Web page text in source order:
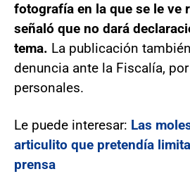
fotografía en la que se le ve
señaló que no dará
tema. La publicación
denuncia ante la Fiscalía,
personales.
Le puede interesar: Las
articulito que pretendía
prensa